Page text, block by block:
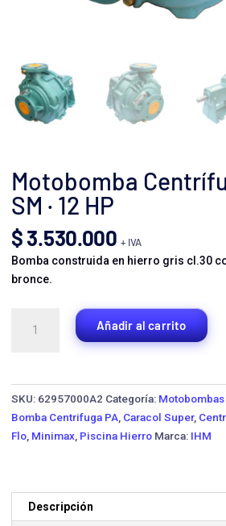
Motobomba
SM · 12 HP
$3.530.000 + IVA
Bomba construida en hierro gris cl.30
bronce.
Centrífuga
Añadir al carrito
SKU: 62957000A2 Categoría: Motobombas
Bomba Centrifuga PA Caracol Super,
Flo Minimax Piscina Hierro Marca: IHM
Descripción